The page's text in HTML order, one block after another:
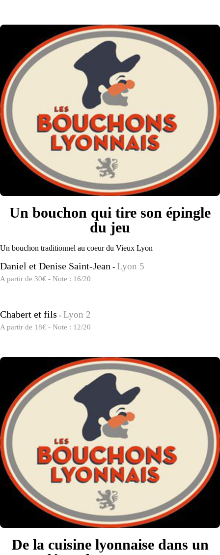
Un bouchon qui tire son épingle
du jeu
Un bouchon traditionnel au coeur du Vieux Lyon
Daniel et Denise Saint-Jean - Lyon 5
A partir de 30€ - Note : 16/20
Chabert et fils - Lyon 2
A partir de 18€ - Note : 12/20
De la cuisine lyonnaise dans un